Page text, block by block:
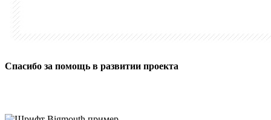
Спасибо за помощь в развитии проекта